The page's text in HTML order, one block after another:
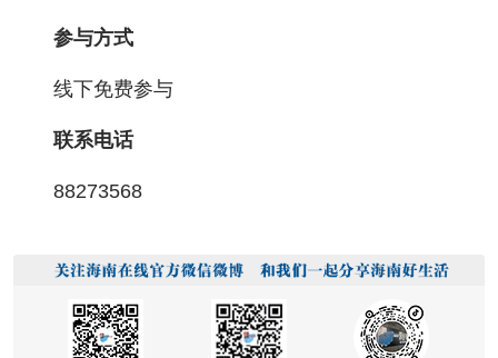
参与方式
线下免费参与
联系电话
88273568